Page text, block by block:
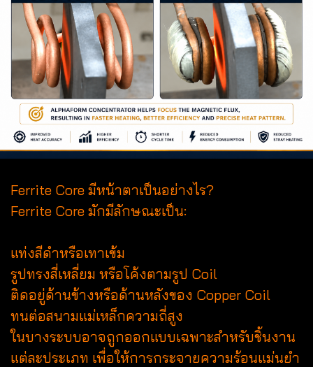
Ferrite Core มีหน้าตาเป็นอย่างไร?
Ferrite Core มักมีลักษณะเป็น:
แท่งสีดำหรือเทาเข้ม
รูปทรงสี่เหลี่ยม หรือโค้งตามรูป Coil
ติดอยู่ด้านข้างหรือด้านหลังของ Copper Coil
ทนต่อสนามแม่เหล็กความถี่สูง
ในบางระบบอาจถูกออกแบบเฉพาะสำหรับชิ้นงาน
แต่ละประเภท เพื่อให้การกระจายความร้อนแม่นยำ